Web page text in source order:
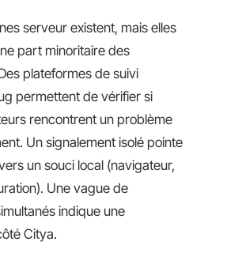
serveur existent, mais elles
part minoritaire des
plateformes de suivi
permettent de vérifier si
rencontrent un problème
Un signalement isolé pointe
un souci local (navigateur,
Une vague de
indique une
Citya.